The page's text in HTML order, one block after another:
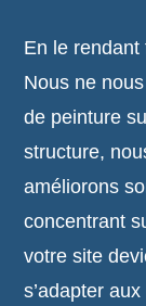
En le
Nous ne
de peinture
structure,
améliorons
concentrant
votre site
s’adapter